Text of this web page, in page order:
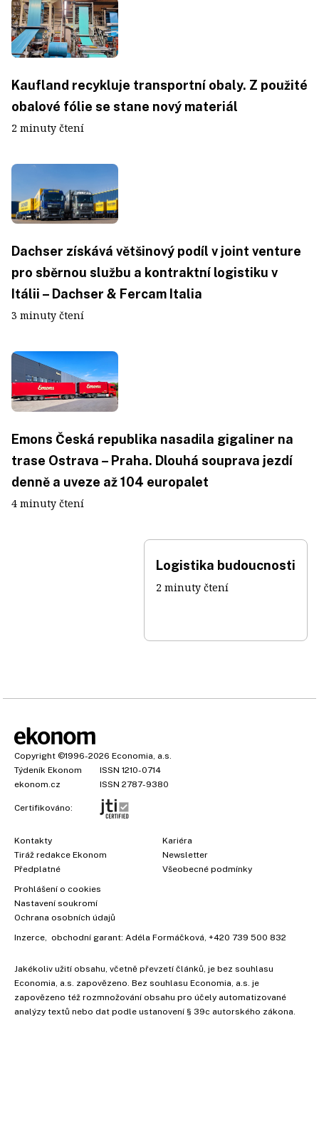
Kaufland recykluje transportní obaly. Z použité
obalové fólie se stane nový materiál
2 minuty čtení
Dachser získává většinový podíl v joint venture
pro sběrnou službu a kontraktní logistiku v
Itálii – Dachser & Fercam Italia
3 minuty čtení
Emons Česká republika nasadila gigaliner na
trase Ostrava – Praha. Dlouhá souprava jezdí
denně a uveze až 104 europalet
4 minuty čtení
Logistika budoucnosti
2 minuty čtení
Copyright ©1996-2026 Economia, a.s.
Týdeník Ekonom
ISSN 1210-0714
ekonom.cz
ISSN 2787-9380
Certifikováno:
Kontakty
Tiráž redakce Ekonom
Předplatné
Kariéra
Newsletter
Všeobecné podmínky
Prohlášení o cookies
Nastavení soukromí
Ochrana osobních údajů
Inzerce , obchodní garant: Adéla Formáčková +420 739 500 832
Jakékoliv užití obsahu, včetně převzetí článků, je bez souhlasu
Economia, a.s. zapovězeno. Bez souhlasu Economia, a.s. je
zapovězeno též rozmnožování obsahu pro účely automatizované
analýzy textů nebo dat podle ustanovení § 39c autorského zákona.